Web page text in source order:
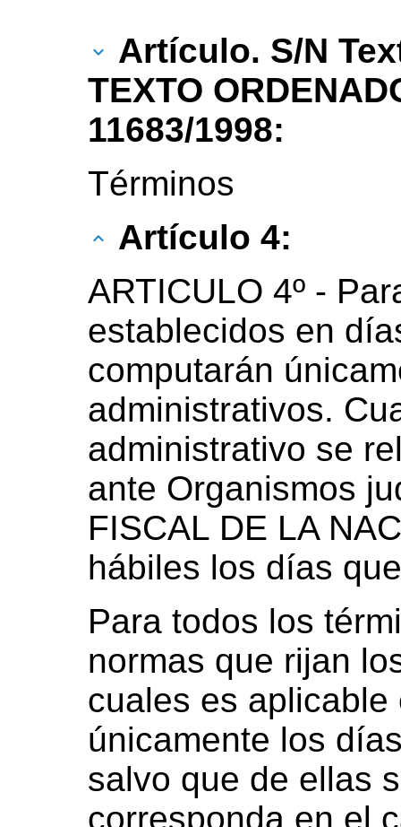
Artículo. S/N
TEXTO
11683/1998:
Términos
Artículo 4:
ARTICULO 4º -
establecidos en
computarán
administrativos.
administrativo se
ante Organismos
FISCAL DE LA
hábiles los días
Para todos los
normas que rijan
cuales es
únicamente los
salvo que de ellas
corresponda en el